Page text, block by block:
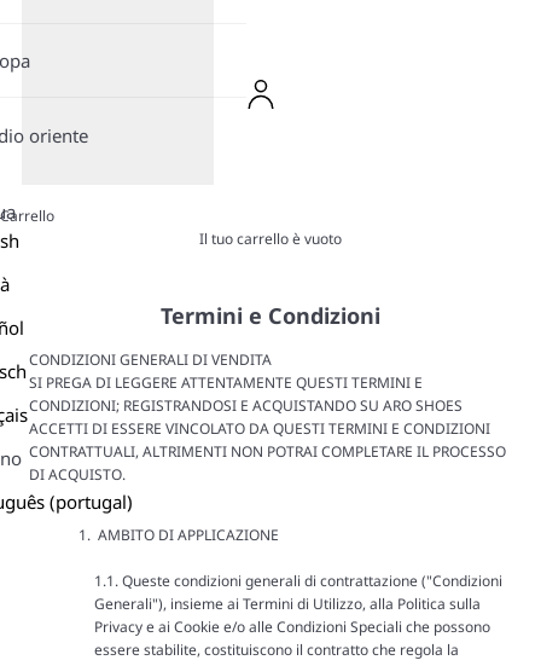
oriente
(portugal)
Carrello
Il tuo carrello è vuoto
Termini e Condizioni
CONDIZIONI GENERALI DI VENDITA
SI PREGA DI LEGGERE ATTENTAMENTE QUESTI TERMINI E
CONDIZIONI; REGISTRANDOSI E ACQUISTANDO SU ARO SHOES
ACCETTI DI ESSERE VINCOLATO DA QUESTI TERMINI E CONDIZIONI
CONTRATTUALI, ALTRIMENTI NON POTRAI COMPLETARE IL PROCESSO
DI ACQUISTO.
AMBITO DI APPLICAZIONE
1.1. Queste condizioni generali di contrattazione ("Condizioni
Generali"), insieme ai Termini di Utilizzo, alla Politica sulla
Privacy e ai Cookie e/o alle Condizioni Speciali che possono
essere stabilite, costituiscono il contratto che regola la